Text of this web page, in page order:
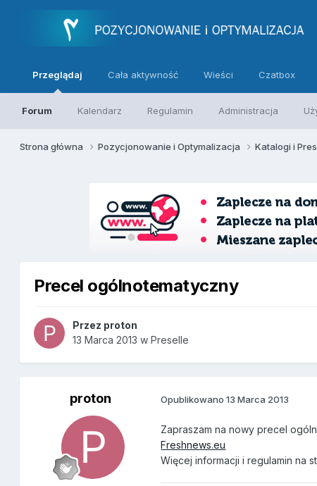
Przeglądaj
Forum Kalendarz Regulamin Administracja
Cała aktywność Wieści Czatbox
Strona główna Pozycjonowanie i Optymalizacja Katalogi i
Precel ogólnotematyczny
Przez proton
13 Marca 2013 wPreselle
proton Opublikowano13 Marca 2013
Zapraszam na nowy precel
Freshnews.eu
Więcej informacji i regulamin na